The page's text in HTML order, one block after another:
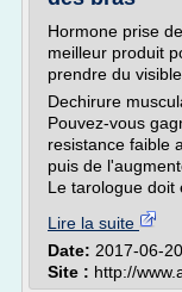
Hormone prise
meilleur produit
prendre du visible
Dechirure
Pouvez-vous
resistance faible
puis de
Le tarologue doit
Lire la suite
Date: 2017-06-
Site : http://